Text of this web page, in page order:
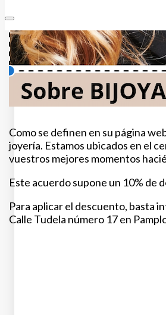
Como se definen en su página
joyería. Estamos ubicados en el
vuestros mejores momentos
Este acuerdo supone un 10% de
Para aplicar el descuento, basta
Calle Tudela número 17 en